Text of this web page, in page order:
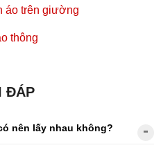
áo trên giường
thông
ĐÁP
nên lấy nhau không?